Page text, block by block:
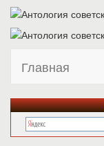
Главная